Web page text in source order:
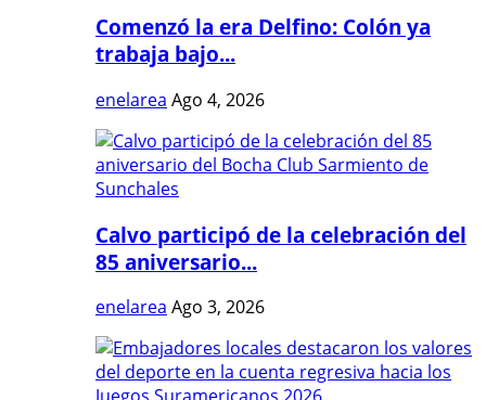
Comenzó la era Delfino: Colón ya
trabaja bajo...
enelarea Ago 4, 2026
Calvo participó de la celebración del
85 aniversario...
enelarea Ago 3, 2026